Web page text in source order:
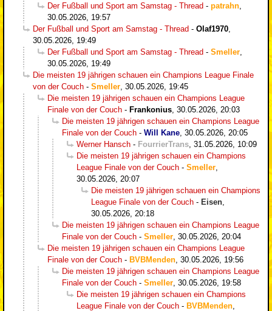
Der Fußball und Sport am Samstag - Thread - patrahn
30.05.2026, 19:57
Der Fußball und Sport am Samstag - Thread - Olaf1970
30.05.2026, 19:49
Der Fußball und Sport am Samstag - Thread - Smeller
30.05.2026, 19:49
Die meisten 19 jährigen schauen ein Champions League Finale
von der Couch - Smeller 30.05.2026, 19:45
Die meisten 19 jährigen schauen ein Champions League
Finale von der Couch - Frankonius 30.05.2026, 20:03
Die meisten 19 jährigen schauen ein Champions League
Finale von der Couch - Will Kane 30.05.2026, 20:05
Werner Hansch - FourrierTrans 31.05.2026, 10:09
Die meisten 19 jährigen schauen ein Champions
League Finale von der Couch - Smeller
30.05.2026, 20:07
Die meisten 19 jährigen schauen ein Champions
League Finale von der Couch - Eisen
30.05.2026, 20:18
Die meisten 19 jährigen schauen ein Champions League
Finale von der Couch - Smeller 30.05.2026, 20:04
Die meisten 19 jährigen schauen ein Champions League
Finale von der Couch - BVBMenden 30.05.2026, 19:56
Die meisten 19 jährigen schauen ein Champions League
Finale von der Couch - Smeller 30.05.2026, 19:58
Die meisten 19 jährigen schauen ein Champions
League Finale von der Couch - BVBMenden